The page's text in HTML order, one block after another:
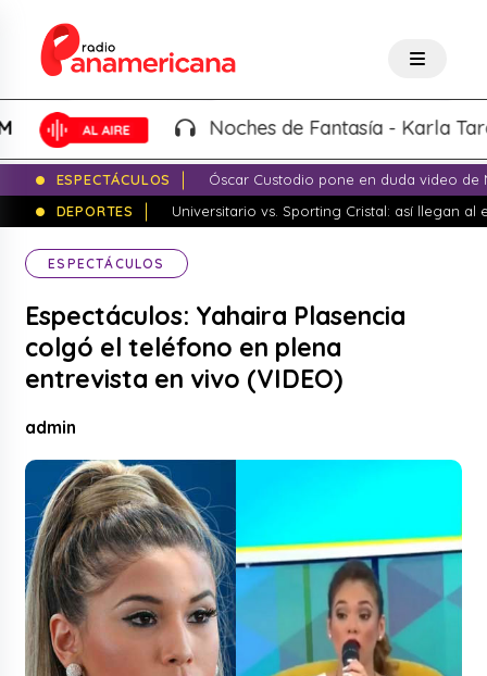
Noches de Fantasía - Karla
ESPECTÁCULOS
Óscar Custodio pone en duda video de
DEPORTES
Universitario vs. Sporting Cristal: así llegan al
ESPECTÁCULOS
Espectáculos: Yahaira Plasencia
colgó el teléfono en plena
entrevista en vivo (VIDEO)
admin